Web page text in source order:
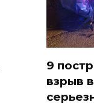
9
взрыв